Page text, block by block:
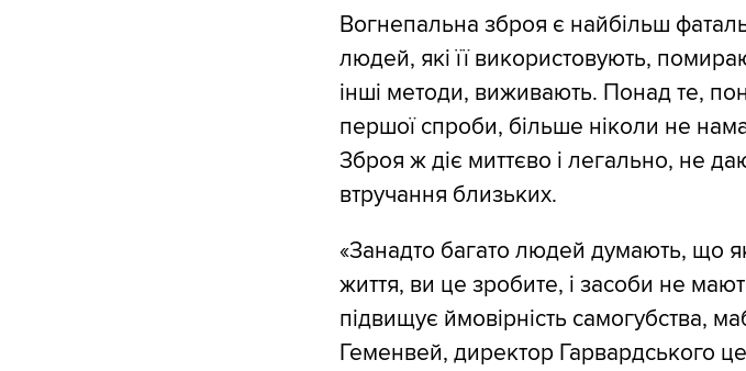
Вогнепальна зброя є найбільш
людей, які її використовують,
інші методи, виживають. Понад те,
першої спроби, більше ніколи не
Зброя ж діє миттєво і легально, не
втручання близьких.
«Занадто багато людей думають, що
життя, ви це зробите, і засоби не
підвищує ймовірність самогубства,
Геменвей, директор Гарвардського